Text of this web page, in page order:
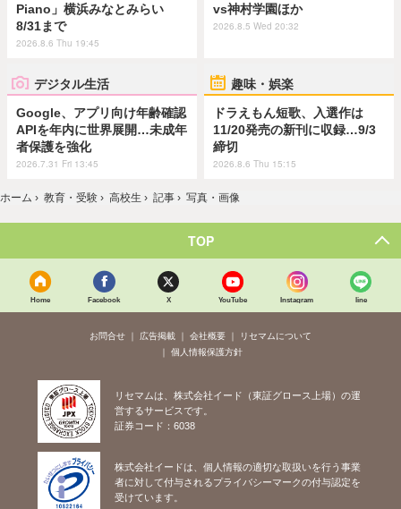
Piano」横浜みなとみらい
8/31まで
2026.8.6 Thu 19:45
vs神村学園ほか
2026.8.5 Wed 20:32
デジタル生活
Google、アプリ向け年齢確認
APIを年内に世界展開…未成年
者保護を強化
2026.7.31 Fri 13:45
趣味・娯楽
ドラえもん短歌、入選作は
11/20発売の新刊に収録…9/3
締切
2026.8.6 Thu 15:15
ホーム › 教育・受験 › 高校生 › 記事 › 写真・画像
TOP
Home Facebook X YouTube Instagram line
お問合せ 広告掲載 会社概要
リセマムについて
個人情報保護方針
リセマムは、株式会社イード（東証グロース上場）の運
営するサービスです。
証券コード：6038
株式会社イードは、個人情報の適切な取扱いを行う事業
者に対して付与されるプライバシーマークの付与認定を
受けています。